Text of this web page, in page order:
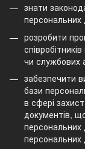
знати
персональних
розробити
чи службових
забезпечити
бази
в сфері
документів,
персональних
персональних